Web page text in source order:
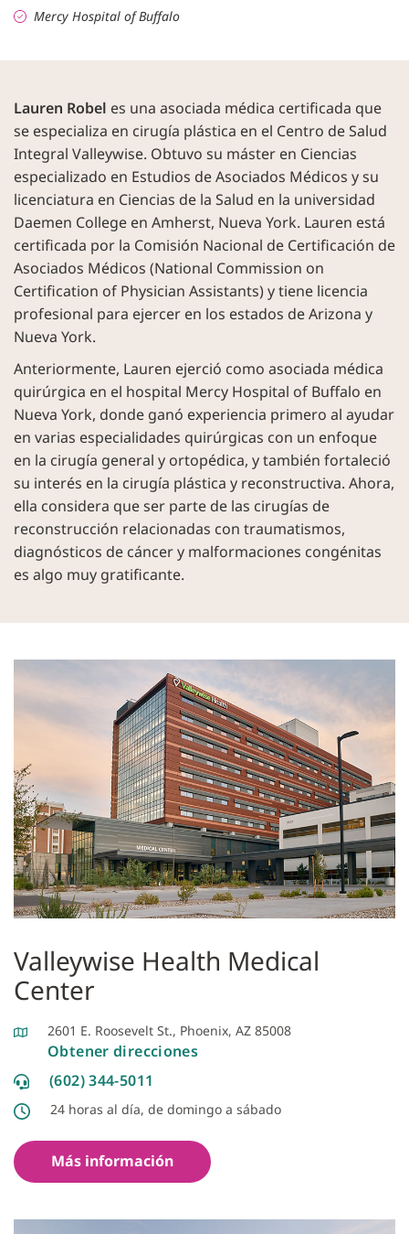
Mercy Hospital of Buffalo
Lauren Robel es una asociada médica certificada que
se especializa en cirugía plástica en el Centro de Salud
Integral Valleywise. Obtuvo su máster en Ciencias
especializado en Estudios de Asociados Médicos y su
licenciatura en Ciencias de la Salud en la universidad
Daemen College en Amherst, Nueva York. Lauren está
certificada por la Comisión Nacional de Certificación de
Asociados Médicos (National Commission on
Certification of Physician Assistants) y tiene licencia
profesional para ejercer en los estados de Arizona y
Nueva York.
Anteriormente, Lauren ejerció como asociada médica
quirúrgica en el hospital Mercy Hospital of Buffalo en
Nueva York, donde ganó experiencia primero al ayudar
en varias especialidades quirúrgicas con un enfoque
en la cirugía general y ortopédica, y también fortaleció
su interés en la cirugía plástica y reconstructiva. Ahora,
ella considera que ser parte de las cirugías de
reconstrucción relacionadas con traumatismos,
diagnósticos de cáncer y malformaciones congénitas
es algo muy gratificante.
Valleywise Health Medical
Center
2601 E. Roosevelt St., Phoenix, AZ 85008
Obtener direcciones
(602) 344-5011
24 horas al día, de domingo a sábado
Más información